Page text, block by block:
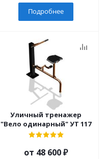
Подробнее
Уличный тренажер
"Вело одинарный" УТ 117
от 48 600 ₽